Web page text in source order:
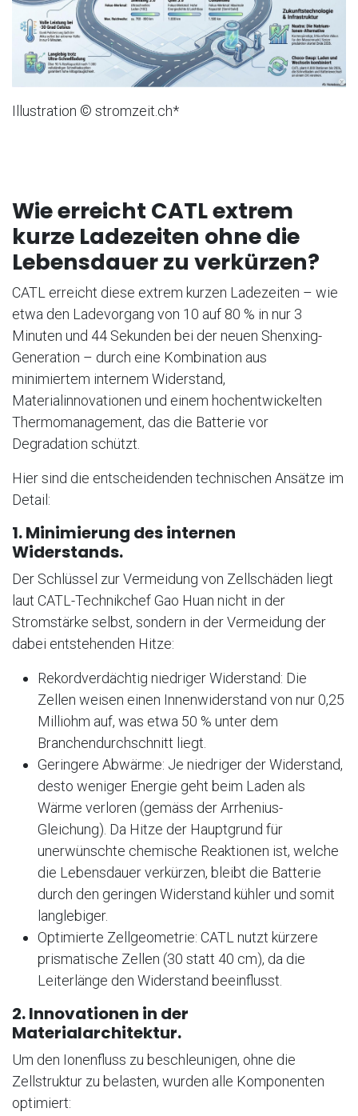
Illustration © stromzeit.ch*
Wie erreicht CATL extrem
kurze Ladezeiten ohne die
Lebensdauer zu verkürzen?
CATL erreicht diese extrem kurzen Ladezeiten – wie
etwa den Ladevorgang von 10 auf 80 % in nur 3
Minuten und 44 Sekunden bei der neuen Shenxing-
Generation – durch eine Kombination aus
minimiertem internem Widerstand,
Materialinnovationen und einem hochentwickelten
Thermomanagement, das die Batterie vor
Degradation schützt.
Hier sind die entscheidenden technischen Ansätze im
Detail:
1. Minimierung des internen
Widerstands.
Der Schlüssel zur Vermeidung von Zellschäden liegt
laut CATL-Technikchef Gao Huan nicht in der
Stromstärke selbst, sondern in der Vermeidung der
dabei entstehenden Hitze:
Rekordverdächtig niedriger Widerstand: Die
Zellen weisen einen Innenwiderstand von nur 0,25
Milliohm auf, was etwa 50 % unter dem
Branchendurchschnitt liegt.
Geringere Abwärme: Je niedriger der Widerstand,
desto weniger Energie geht beim Laden als
Wärme verloren (gemäss der Arrhenius-
Gleichung). Da Hitze der Hauptgrund für
unerwünschte chemische Reaktionen ist, welche
die Lebensdauer verkürzen, bleibt die Batterie
durch den geringen Widerstand kühler und somit
langlebiger.
Optimierte Zellgeometrie: CATL nutzt kürzere
prismatische Zellen (30 statt 40 cm), da die
Leiterlänge den Widerstand beeinflusst.
2. Innovationen in der
Materialarchitektur.
Um den Ionenfluss zu beschleunigen, ohne die
Zellstruktur zu belasten, wurden alle Komponenten
optimiert: